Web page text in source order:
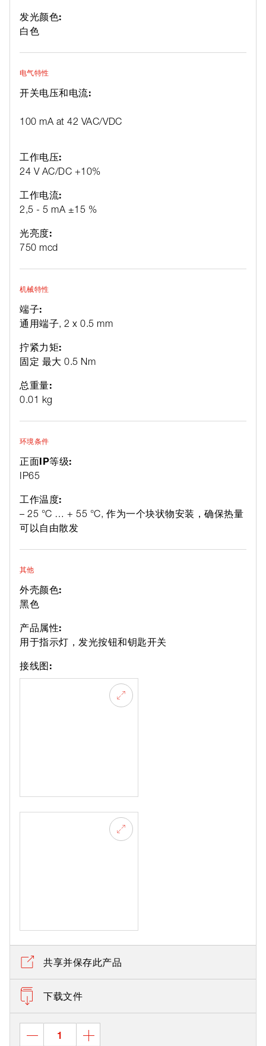
发光颜色:
白色
电气特性
开关电压和电流:
100 mA at 42 VAC/VDC
工作电压:
24 V AC/DC +10%
工作电流:
2,5 - 5 mA ±15 %
光亮度:
750 mcd
机械特性
端子:
通用端子, 2 x 0.5 mm
拧紧力矩:
固定 最大 0.5 Nm
总重量:
0.01 kg
环境条件
正面IP等级:
IP65
工作温度:
– 25 °C … + 55 °C, 作为一个块状物安装，确保热量
可以自由散发
其他
外壳颜色:
黑色
产品属性:
用于指示灯，发光按钮和钥匙开关
接线图:
共享并保存此产品
下载文件